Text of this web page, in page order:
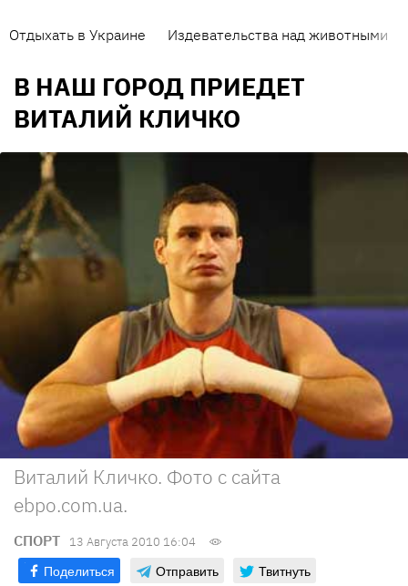
Отдыхать в Украине Издевательства над животными
В НАШ ГОРОД ПРИЕДЕТ
ВИТАЛИЙ КЛИЧКО
Виталий Кличко. Фото с сайта
ebpo.com.ua.
СПОРТ 13 Августа 2010 16:04
Поделиться Отправить Твитнуть